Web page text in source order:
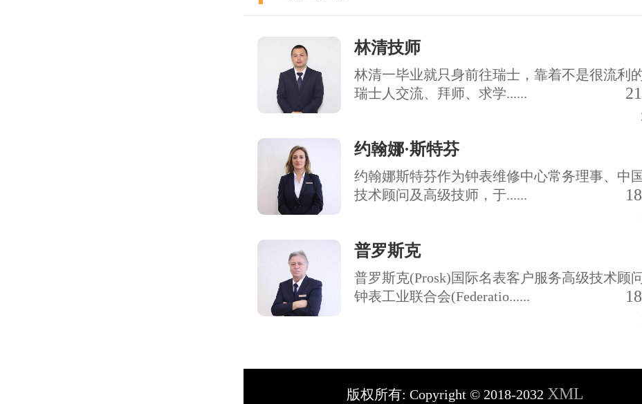
林清技师
林清一毕业就只身前往瑞士，靠着不是很流利
瑞士人交流、拜师、求学......
约翰娜·斯特芬
约翰娜斯特芬作为钟表维修中心常务理事、中
技术顾问及高级技师，于......
普罗斯克
普罗斯克(Prosk)国际名表客户服务高级技术顾
钟表工业联合会(Federatio......
版权所有: Copyright © 2018-2032 XML